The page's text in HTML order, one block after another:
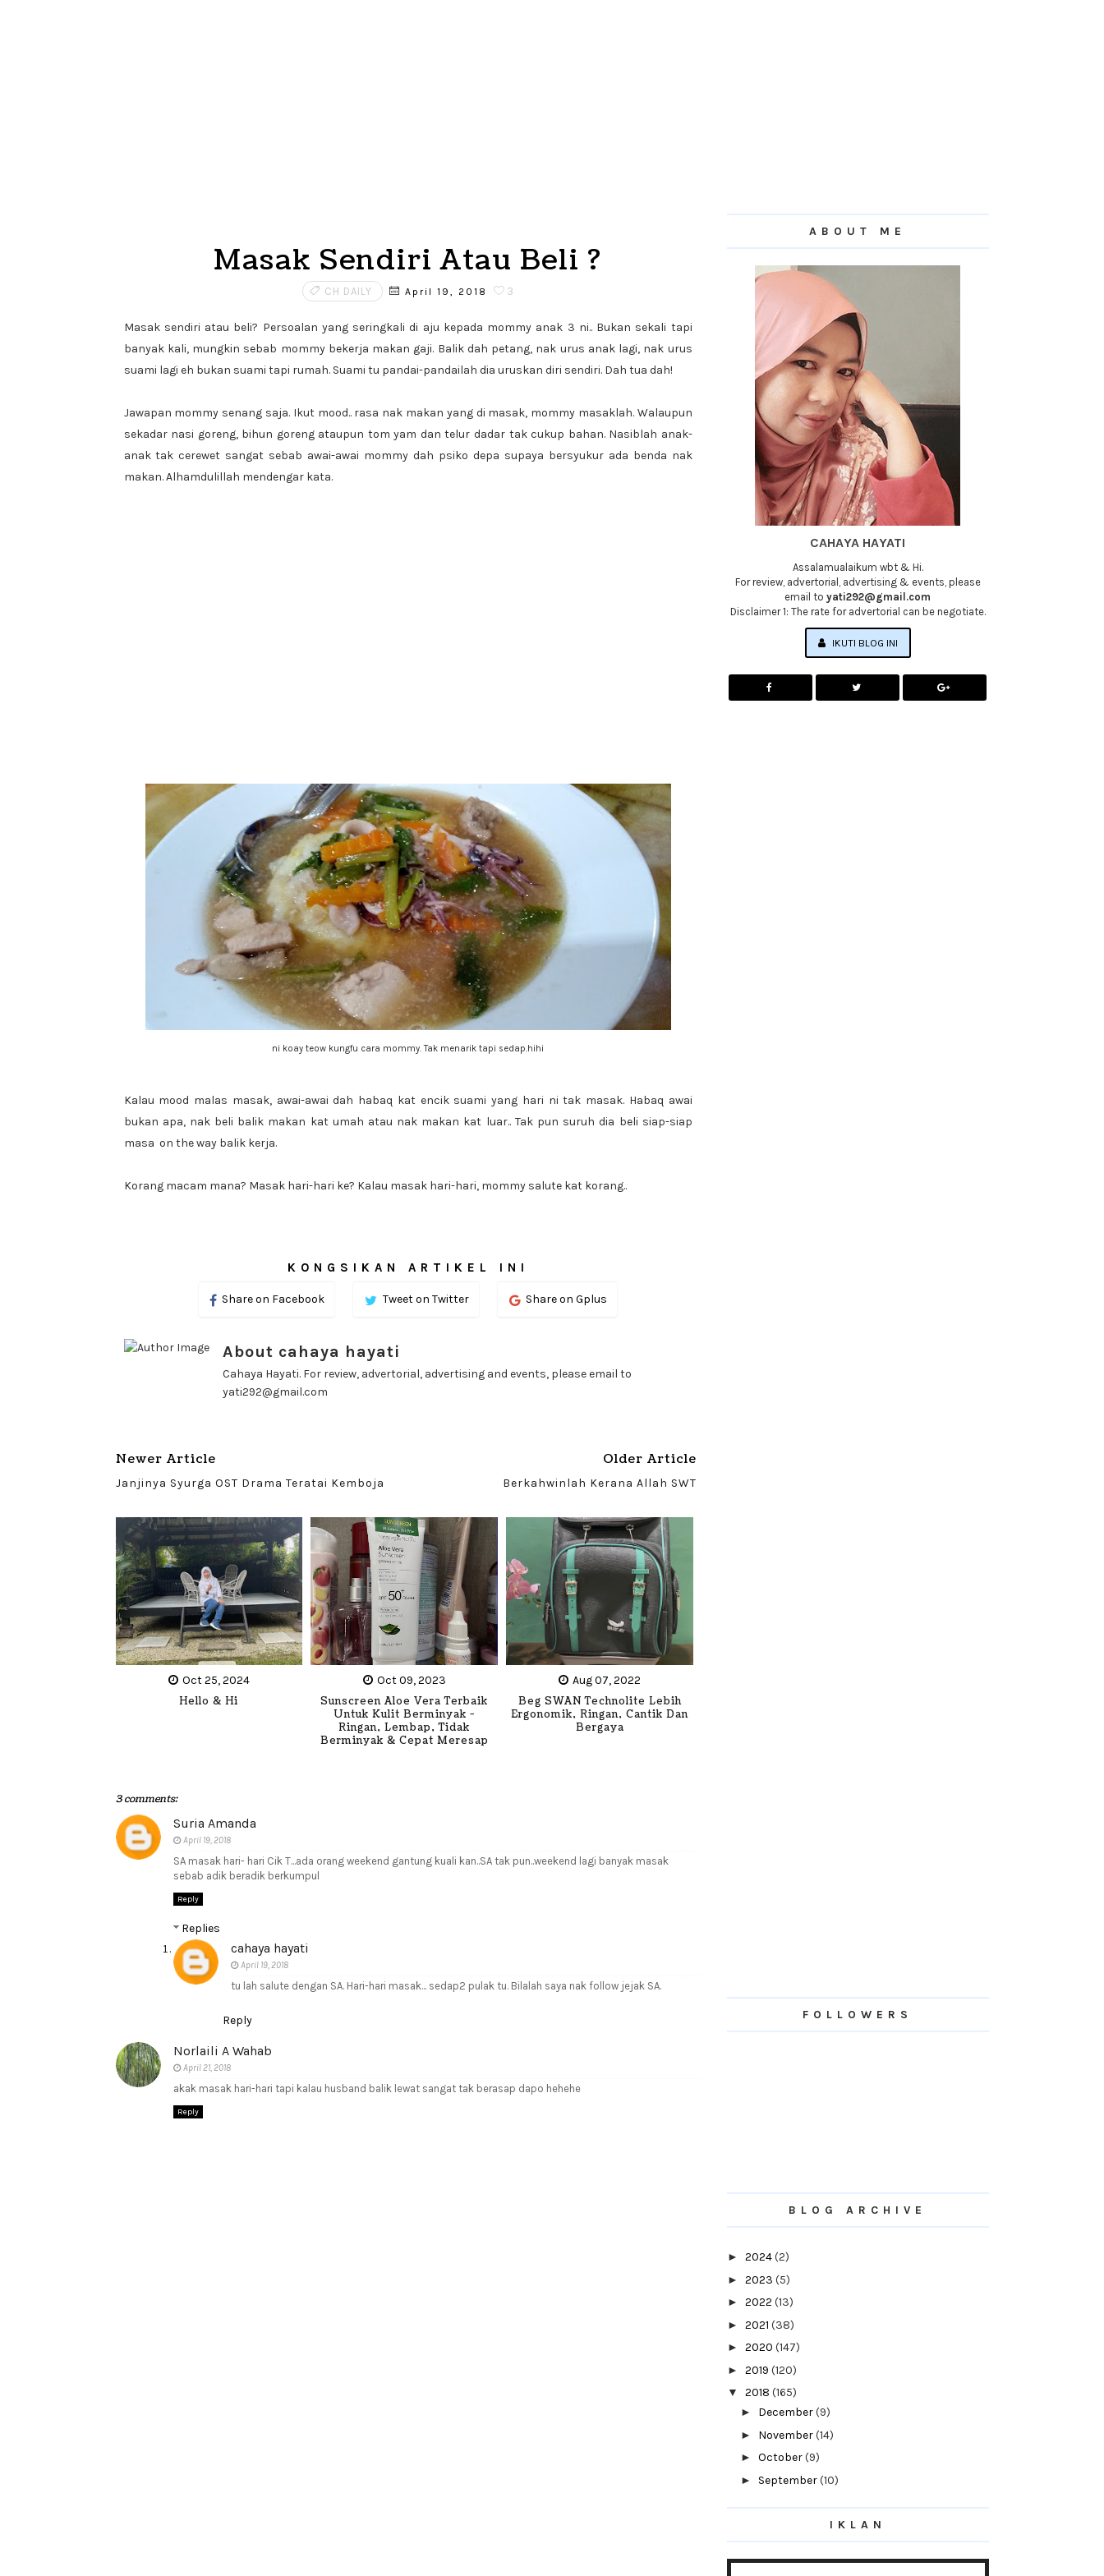
Masak Sendiri Atau Beli ?
CH DAILY April 19, 2018 3
Masak sendiri atau beli? Persoalan yang seringkali di aju kepada mommy anak 3 ni.. Bukan sekali tapi
banyak kali, mungkin sebab mommy bekerja makan gaji. Balik dah petang, nak urus anak lagi, nak urus
suami lagi eh bukan suami tapi rumah. Suami tu pandai-pandailah dia uruskan diri sendiri. Dah tua dah!
Jawapan mommy senang saja. Ikut mood.. rasa nak makan yang di masak, mommy masaklah. Walaupun
sekadar nasi goreng, bihun goreng ataupun tom yam dan telur dadar tak cukup bahan. Nasiblah anak-
anak tak cerewet sangat sebab awai-awai mommy dah psiko depa supaya bersyukur ada benda nak
makan. Alhamdulillah mendengar kata.
ni koay teow kungfu cara mommy. Tak menarik tapi sedap.hihi
Kalau mood malas masak, awai-awai dah habaq kat encik suami yang hari ni tak masak. Habaq awai
bukan apa, nak beli balik makan kat umah atau nak makan kat luar.. Tak pun suruh dia beli siap-siap
masa on the way balik kerja.
Korang macam mana? Masak hari-hari ke? Kalau masak hari-hari, mommy salute kat korang..
KONGSIKAN ARTIKEL INI
Share on Facebook Tweet on Twitter Share on Gplus
About cahaya hayati
Cahaya Hayati. For review, advertorial, advertising and events, please email to
yati292@gmail.com
Newer Article
Janjinya Syurga OST Drama Teratai Kemboja
Older Article
Berkahwinlah Kerana Allah SWT
Oct 25, 2024
Hello & Hi
Oct 09, 2023
Sunscreen Aloe Vera Terbaik
Untuk Kulit Berminyak -
Ringan, Lembap, Tidak
Berminyak & Cepat Meresap
Aug 07, 2022
Beg SWAN Technolite Lebih
Ergonomik, Ringan, Cantik Dan
Bergaya
3 comments:
Suria Amanda
April 19, 2018
SA masak hari- hari Cik T...ada orang weekend gantung kuali kan..SA tak pun..weekend lagi banyak masak
sebab adik beradik berkumpul
Reply
Replies
cahaya hayati
April 19, 2018
tu lah salute dengan SA. Hari-hari masak... sedap2 pulak tu. Bilalah saya nak follow jejak SA.
Reply
Norlaili A Wahab
April 21, 2018
akak masak hari-hari tapi kalau husband balik lewat sangat tak berasap dapo hehehe
Reply
ABOUT ME
CAHAYA HAYATI
Assalamualaikum wbt & Hi.
For review, advertorial, advertising & events, please
email toyati292@gmail.com
Disclaimer 1: The rate for advertorial can be negotiate.
IKUTI BLOG INI
FOLLOWERS
BLOG ARCHIVE
► 2024(2)
► 2023 (5)
► 2022 (13)
► 2021 (38)
► 2020 (147)
► 2019 (120)
▼ 2018 (165)
► December(9)
► November(14)
►October(9)
► September(10)
IKLAN